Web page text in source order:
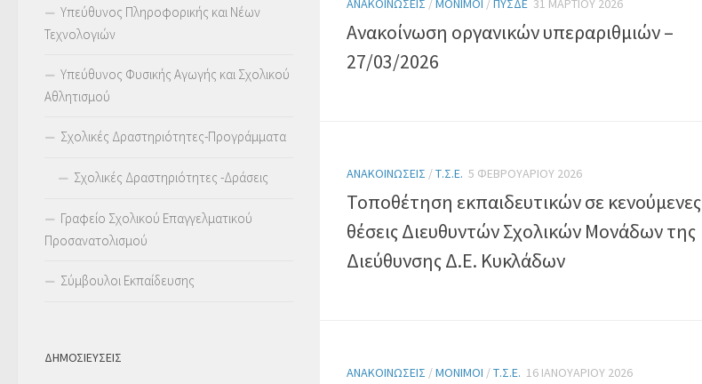
ΑΝΑΚΟΙΝΏΣΕΙΣ /ΜΌΝΙΜΟΙ /ΠΥΣΔΕ 31 ΜΑΡΤΊΟΥ 2026
Ανακοίνωση οργανικών υπεραριθμιών –
27/03/2026
ΑΝΑΚΟΙΝΏΣΕΙΣ /Τ.Σ.Ε. 5 ΦΕΒΡΟΥΑΡΊΟΥ 2026
Τοποθέτηση εκπαιδευτικών σε κενούμενες
θέσεις Διευθυντών Σχολικών Μονάδων της
Διεύθυνσης Δ.Ε. Κυκλάδων
ΑΝΑΚΟΙΝΏΣΕΙΣ /ΜΌΝΙΜΟΙ /Τ.Σ.Ε. 16 ΙΑΝΟΥΑΡΊΟΥ 2026
Υπεύθυνος Πληροφορικής και Νέων
Τεχνολογιών
Υπεύθυνος Φυσικής Αγωγής και Σχολικού
Αθλητισμού
Σχολικές Δραστηριότητες-Προγράμματα
Σχολικές Δραστηριότητες -Δράσεις
Γραφείο Σχολικού Επαγγελματικού
Προσανατολισμού
Σύμβουλοι Εκπαίδευσης
ΔΗΜΟΣΙΕΥΣΕΙΣ